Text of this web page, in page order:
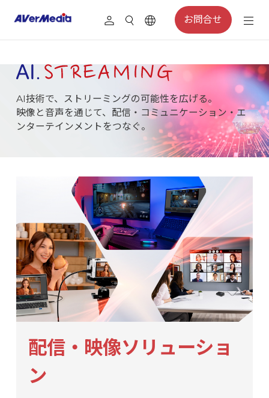
お問合せ
AI技術で、ストリーミングの可能性を広げる。
映像と音声を通じて、配信・コミュニケーション・エ
ンターテインメントをつなぐ。
配信・映像ソリューショ
ン